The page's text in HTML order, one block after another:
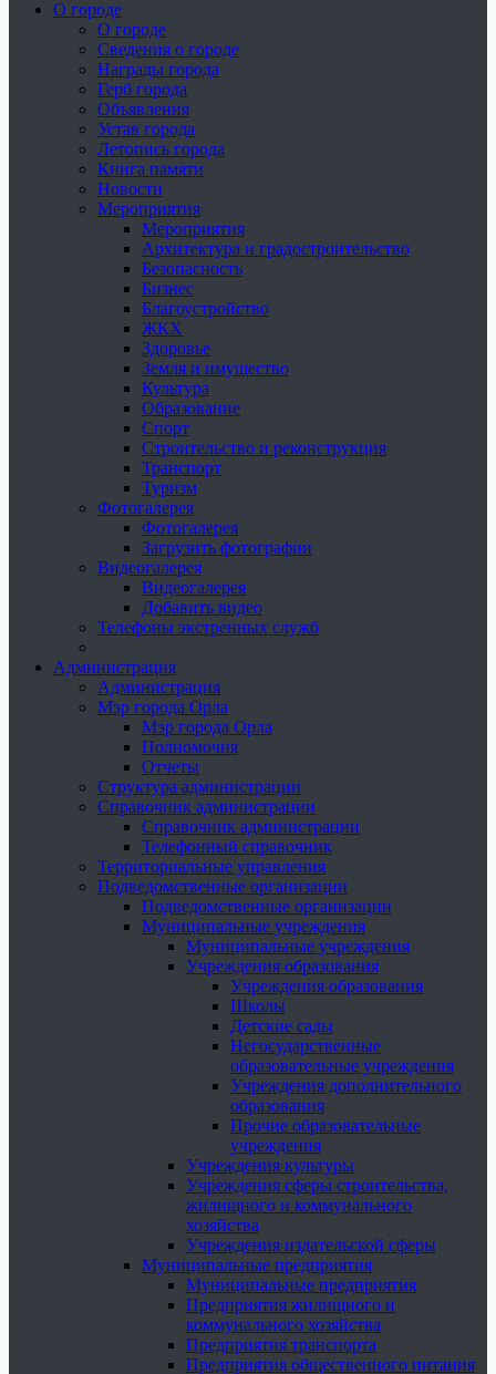
О городе
О городе
Сведения о городе
Награды города
Герб города
Объявления
Устав города
Летопись города
Книга памяти
Новости
Мероприятия
Мероприятия
Архитектура и градостроительство
Безопасность
Бизнес
Благоустройство
ЖКХ
Здоровье
Земля и имущество
Культура
Образование
Спорт
Строительство и реконструкция
Транспорт
Туризм
Фотогалерея
Фотогалерея
Загрузить фотографии
Видеогалерея
Видеогалерея
Добавить видео
Телефоны экстренных служб
Администрация
Администрация
Мэр города Орла
Мэр города Орла
Полномочия
Отчеты
Структура администрации
Справочник администрации
Справочник администрации
Телефонный справочник
Территориальные управления
Подведомственные организации
Подведомственные организации
Муниципальные учреждения
Муниципальные учреждения
Учреждения образования
Учреждения образования
Школы
Детские сады
Негосударственные
образовательные учреждения
Учреждения дополнительного
образования
Прочие образовательные
учреждения
Учреждения культуры
Учреждения сферы строительства,
жилищного и коммунального
хозяйства
Учреждения издательской сферы
Муниципальные предприятия
Муниципальные предприятия
Предприятия жилищного и
коммунального хозяйства
Предприятия транспорта
Предприятия общественного питания